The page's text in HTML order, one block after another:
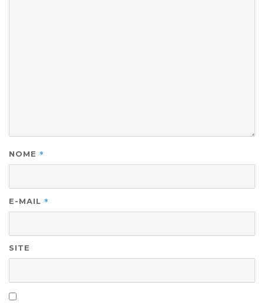
NOME *
E-MAIL *
SITE